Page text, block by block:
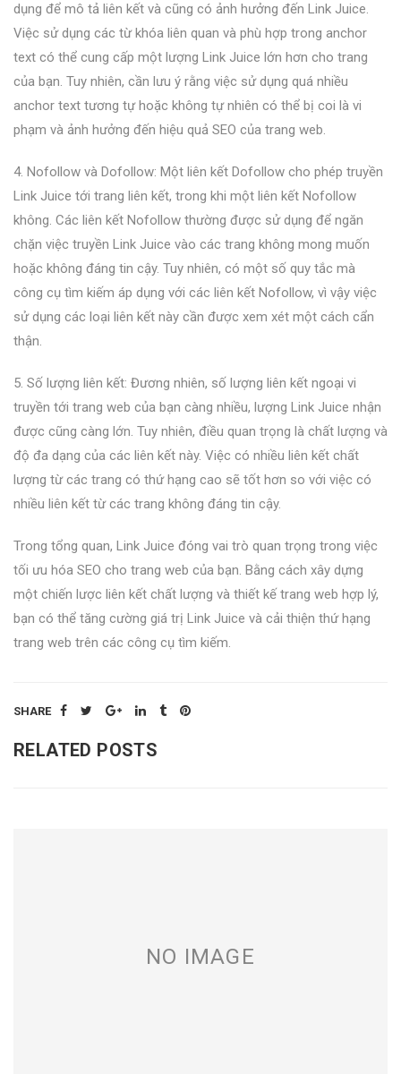
dụng để mô tả liên kết và cũng có ảnh hưởng đến Link Juice.
Việc sử dụng các từ khóa liên quan và phù hợp trong anchor
text có thể cung cấp một lượng Link Juice lớn hơn cho trang
của bạn. Tuy nhiên, cần lưu ý rằng việc sử dụng quá nhiều
anchor text tương tự hoặc không tự nhiên có thể bị coi là vi
phạm và ảnh hưởng đến hiệu quả SEO của trang web.
4. Nofollow và Dofollow: Một liên kết Dofollow cho phép truyền
Link Juice tới trang liên kết, trong khi một liên kết Nofollow
không. Các liên kết Nofollow thường được sử dụng để ngăn
chặn việc truyền Link Juice vào các trang không mong muốn
hoặc không đáng tin cậy. Tuy nhiên, có một số quy tắc mà
công cụ tìm kiếm áp dụng với các liên kết Nofollow, vì vậy việc
sử dụng các loại liên kết này cần được xem xét một cách cẩn
thận.
5. Số lượng liên kết: Đương nhiên, số lượng liên kết ngoại vi
truyền tới trang web của bạn càng nhiều, lượng Link Juice nhận
được cũng càng lớn. Tuy nhiên, điều quan trọng là chất lượng và
độ đa dạng của các liên kết này. Việc có nhiều liên kết chất
lượng từ các trang có thứ hạng cao sẽ tốt hơn so với việc có
nhiều liên kết từ các trang không đáng tin cậy.
Trong tổng quan, Link Juice đóng vai trò quan trọng trong việc
tối ưu hóa SEO cho trang web của bạn. Bằng cách xây dựng
một chiến lược liên kết chất lượng và thiết kế trang web hợp lý,
bạn có thể tăng cường giá trị Link Juice và cải thiện thứ hạng
trang web trên các công cụ tìm kiếm.
SHARE
RELATED POSTS
NO IMAGE